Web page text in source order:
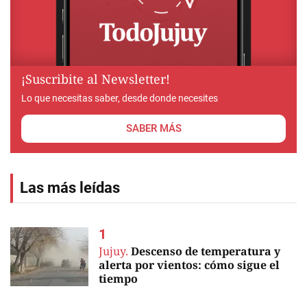
¡Suscribite al Newsletter!
Lo que necesitas saber, desde donde necesites
SABER MÁS
Las más leídas
Jujuy. Descenso de temperatura y
alerta por vientos: cómo sigue el
tiempo